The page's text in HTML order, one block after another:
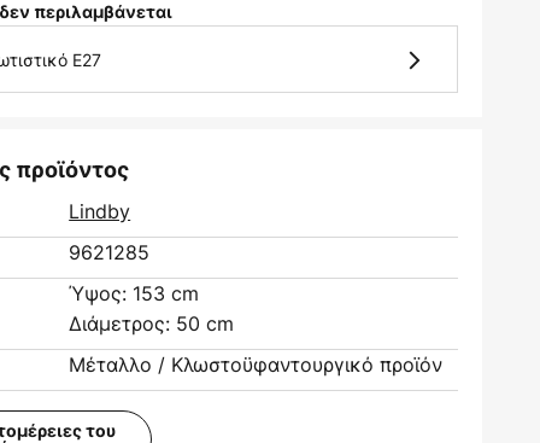
περιλαμβάνεται
E27
προϊόντος
Lindby
9621285
Ύψος: 153 cm
Διάμετρος: 50 cm
Μέταλλο / Κλωστοϋφαντουργικό προϊόν
του